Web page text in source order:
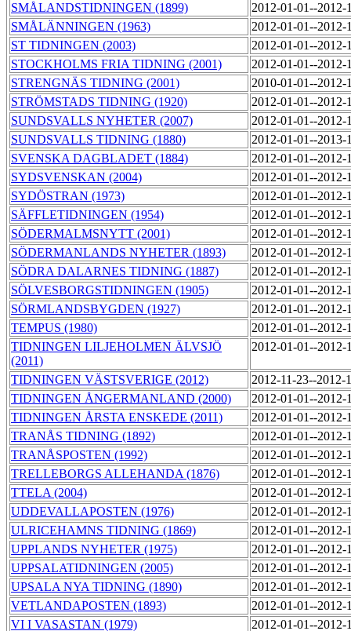
SMÅLANDSTIDNINGEN (1899)
2012-01-01--
SMÅLÄNNINGEN (1963)
2012-01-01--
ST TIDNINGEN (2003)
2012-01-01--
STOCKHOLMS FRIA TIDNING (2001)
2012-01-01--
STRENGNÄS TIDNING (2001)
2010-01-01--
STRÖMSTADS TIDNING (1920)
2012-01-01--
SUNDSVALLS NYHETER (2007)
2012-01-01--
SUNDSVALLS TIDNING (1880)
2012-01-01--
SVENSKA DAGBLADET (1884)
2012-01-01--
SYDSVENSKAN (2004)
2012-01-01--
SYDÖSTRAN (1973)
2012-01-01--
SÄFFLETIDNINGEN (1954)
2012-01-01--
SÖDERMALMSNYTT (2001)
2012-01-01--
SÖDERMANLANDS NYHETER (1893)
2012-01-01--
SÖDRA DALARNES TIDNING (1887)
2012-01-01--
SÖLVESBORGSTIDNINGEN (1905)
2012-01-01--
SÖRMLANDSBYGDEN (1927)
2012-01-01--
TEMPUS (1980)
2012-01-01--
TIDNINGEN LILJEHOLMEN ÄLVSJÖ
(2011)
2012-01-01--
TIDNINGEN VÄSTSVERIGE (2012)
2012-11-23--2012-
TIDNINGEN ÅNGERMANLAND (2000)
2012-01-01--
TIDNINGEN ÅRSTA ENSKEDE (2011)
2012-01-01--
TRANÅS TIDNING (1892)
2012-01-01--
TRANÅSPOSTEN (1992)
2012-01-01--
TRELLEBORGS ALLEHANDA (1876)
2012-01-01--
TTELA (2004)
2012-01-01--
UDDEVALLAPOSTEN (1976)
2012-01-01--
ULRICEHAMNS TIDNING (1869)
2012-01-01--
UPPLANDS NYHETER (1975)
2012-01-01--
UPPSALATIDNINGEN (2005)
2012-01-01--
UPSALA NYA TIDNING (1890)
2012-01-01--
VETLANDAPOSTEN (1893)
2012-01-01--
VI I VASASTAN (1979)
2012-01-01--